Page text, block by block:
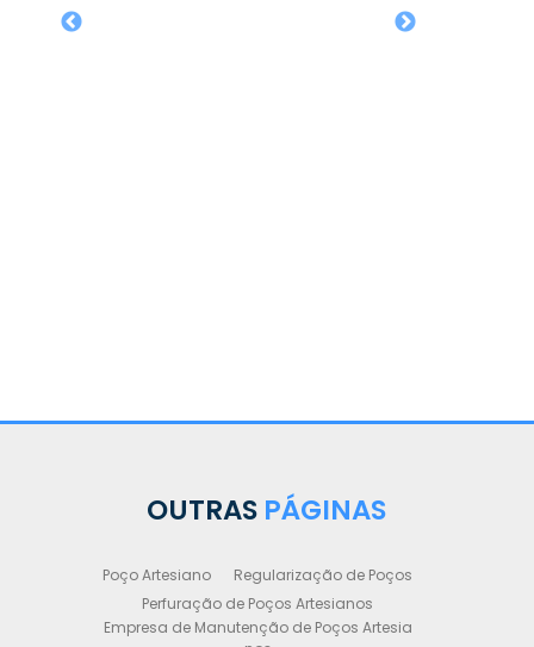
OUTRAS PÁGINAS
Poço Artesiano
Regularização de Poços
Perfuração de Poços Artesianos
Empresa de Manutenção de Poços Artesia